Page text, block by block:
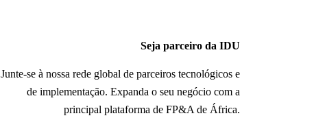
Seja parceiro da IDU
Junte-se à nossa rede global de parceiros tecnológicos e
de implementação. Expanda o seu negócio com a
principal plataforma de FP&A de África.